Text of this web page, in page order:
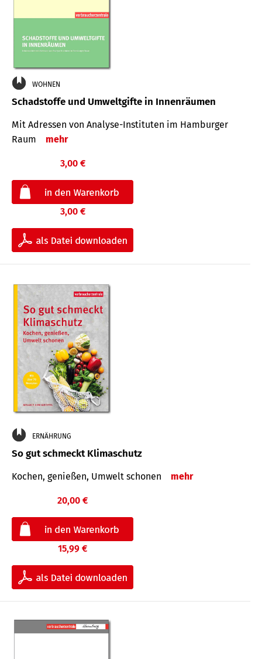
WOHNEN
Schadstoffe und Umweltgifte in Innenräumen
Mit Adressen von Analyse-Insti­tuten im Hamburger
Raum
mehr
3,00 €
3,00 €
ERNÄHRUNG
So gut schmeckt Klimaschutz
Kochen, genießen, Umwelt schonen mehr
20,00 €
15,99 €